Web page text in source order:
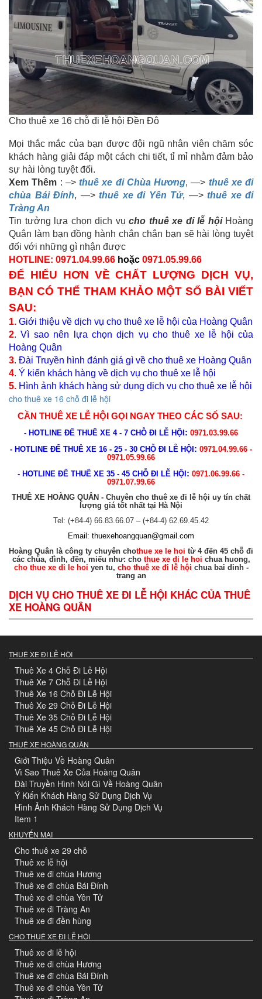
Cho thuê xe 16 chỗ đi lễ hội Đền Đô
Mọi thắc mắc của bạn được đội ngũ nhân viên chăm sóc
khách hàng giải đáp một cách chi tiết, tỉ mỉ nhằm đảm bảo
sự hài lòng tuyệt đối.
Xem Thêm : –> thuê xe đi Chùa Hương, —> thuê xe đi
chùa Bái Đính, —> thuê xe đi Yên Tử, —> thuê xe đi
Tràng An
Tin tưởng lựa chọn dịch vụ cho thuê xe đi lễ hộiHoàng
Quân làm bạn đồng hành chắn chắn bạn sẽ hài lòng tuyệt
đối với những gì nhận được
HOTLINE: 0971.04.99.66 hoặc 0971.05.99.66
ĐỂ HIỂU HƠN VỀ CHẤT LƯỢNG DỊCH VỤ,
BẠN CÓ THỂ THAM KHẢO MỘT SỐ BÀI VIẾT
SAU:
1. Giới thiệu về dịch vụ cho thuê xe lễ hội của Hoàng Quân
2.Vì sao nên lựa chọn dịch vụ cho thuê xe lễ hội của
Hoàng Quân
3. Đài Truyền hình đánh giá gì về cho thuê xe Hoàng Quân
4. Ý kiến khách hàng về dịch vụ cho thuê xe lễ hội
5. Hình ảnh khách hàng sử dụng dịch vụ cho thuê xe lễ hội
cho thuê xe 16 chỗ đi lễ hội
CẦN THUÊ XE LỄ HỘIGỌI NGAY THEO CÁC SỐ SAU:
- HOTLINE ĐỂ THUÊ XE 4 - 7 CHỖ ĐI LỄ HỘI : 0971.03.99.66
- HOTLINE ĐỂ THUÊ XE 16 - 25 - 30 CHỖ ĐI LỄ HỘI : 0971.04.99.66 -
0971.05.99.66
- HOTLINE ĐỂ THUÊ XE 35 - 45 CHỖ ĐI LỄ HỘI : 0971.06.99.66 -
0971.07.99.66
THUÊ XE HOÀNG QUÂN - Chuyên cho thuê xe đi lễ hội uy tín chất
lượng giá tốt nhất tại Hà Nội
Tel: (+84-4) 66.83.66.07 – (+84-4) 62.69.45.42
Email: thuexehoangquan@gmail.com
Hoàng Quân là công ty chuyên chothue xe le hoi từ 4 đến 45 chỗ đi
các chùa, đình, đền, miếu như: cho thue xe di le hoi chua huong,
cho thue xe di le hoi yen tu, cho thuê xe đi lễ hội chua bai dinh -
trang an
DỊCH VỤ CHO THUÊ XE ĐI LỄ HỘI KHÁC CỦA THUÊ
XE HOÀNG QUÂN
THUÊ XE ĐI LỄ HỘI
Thuê Xe 4 Chỗ Đi Lễ Hội
Thuê Xe 7 Chỗ Đi Lễ Hội
Thuê Xe 16 Chỗ Đi Lễ Hội
Thuê Xe 29 Chỗ Đi Lễ Hội
Thuê Xe 35 Chỗ Đi Lễ Hội
Thuê Xe 45 Chỗ Đi Lễ Hội
THUÊ XE HOÀNG QUÂN
Giới Thiệu Về Hoàng Quân
Vì Sao Thuê Xe Của Hoàng Quân
Đài Truyền Hình Nói Gì Về Hoàng Quân
Ý Kiến Khách Hàng Sử Dụng Dịch Vụ
Hình Ảnh Khách Hàng Sử Dụng Dịch Vụ
Item 1
KHUYẾN MẠI
Cho thuê xe 29 chỗ
Thuê xe lễ hội
Thuê xe đi chùa Hương
Thuê xe đi chùa Bái Đính
Thuê xe đi chùa Yên Tử
Thuê xe đi Tràng An
Thuê xe đi đền hùng
CHO THUÊ XE ĐI LỄ HỘI
Thuê xe đi lễ hội
Thuê xe đi chùa Hương
Thuê xe đi chùa Bái Đính
Thuê xe đi chùa Yên Tử